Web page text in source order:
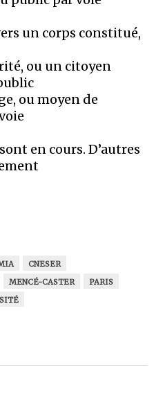
un corps constitué,
ou un citoyen
ou moyen de
en cours. D’autres
CNESER
MENCÉ-CASTER
PARIS